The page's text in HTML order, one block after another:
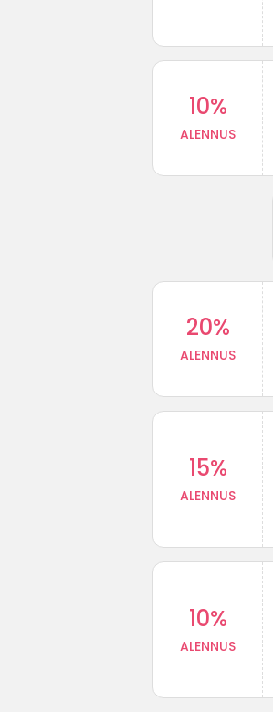
10%
ALENNUS
20%
ALENNUS
15%
ALENNUS
10%
ALENNUS